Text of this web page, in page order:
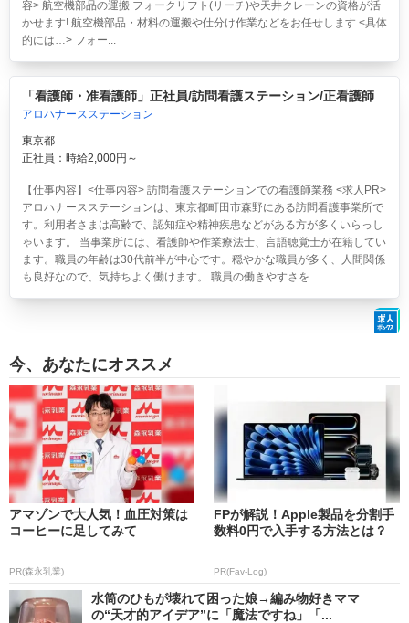
容> 航空機部品の運搬 フォークリフト(リーチ)や天井クレーンの資格が活
かせます! 航空機部品・材料の運搬や仕分け作業などをお任せします <具体
的には…> フォー...
「看護師・准看護師」正社員/訪問看護ステーション/正看護師
アロハナースステーション
東京都
正社員：時給2,000円～
【仕事内容】<仕事内容> 訪問看護ステーションでの看護師業務 <求人PR>
アロハナースステーションは、東京都町田市森野にある訪問看護事業所で
す。利用者さまは高齢で、認知症や精神疾患などがある方が多くいらっし
ゃいます。 当事業所には、看護師や作業療法士、言語聴覚士が在籍してい
ます。職員の年齢は30代前半が中心です。穏やかな職員が多く、人間関係
も良好なので、気持ちよく働けます。 職員の働きやすさを...
今、あなたにオススメ
アマゾンで大人気！血圧対策は
コーヒーに足してみて
PR(森永乳業)
FPが解説！Apple製品を分割手
数料0円で入手する方法とは？
PR(Fav-Log)
水筒のひもが壊れて困った娘→編み物好きママ
の“天才的アイデア”に「魔法ですね」「...